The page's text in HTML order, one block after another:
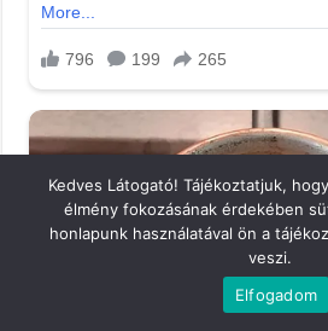
Kedves Látogató! Tájékoztatjuk,
élmény fokozásának érdekében
honlapunk használatával ön a
veszi.
Elfogadom